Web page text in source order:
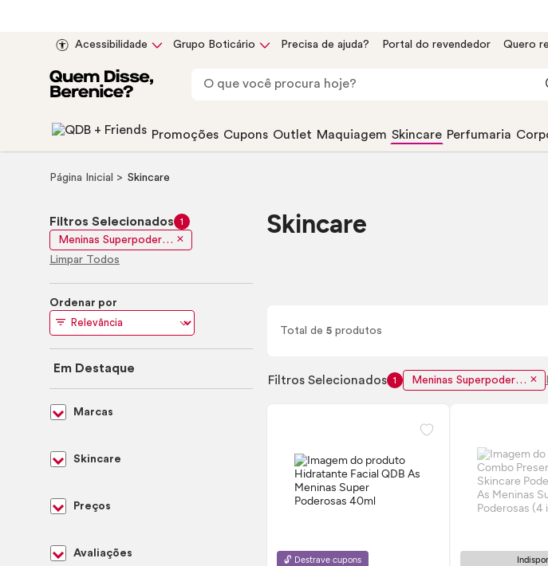
Acessibilidade Grupo Boticário Precisa de ajuda? Portal do revendedor Quero
Promoções Cupons Outlet Maquiagem Skincare Perfumaria
Página Inicial Skincare
Skincare
Total de5 produtos
Filtros Selecionados 1 Meninas Superpoderosas
🔓 Destrave cupons
Filtros Selecionados 1
Meninas Superpoderosas
Limpar Todos
Ordenar por
Em Destaque
Marcas
Skincare
Preços
Avaliações